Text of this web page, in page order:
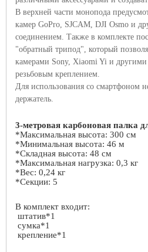
В верхней части монопода
камер GoPro SJCAM DJI Osmo и
соединением. Также в комплекте
"обратный трипод", который
камерами Sony, Xiaomi Yi и другими
резьбовым креплением.
Для использования со смартфоном
держатель.
3-метровая карбоновая палка
*Максимальная высота: 300 см
*Минимальная высота: 46 м
*Складная высота: 48 см
*Максимальная нагрузка: 0,3 кг
*Вес: 0,24 кг
*Секции: 5
В комплект входит:
штатив*1
сумка*1
крепление*1